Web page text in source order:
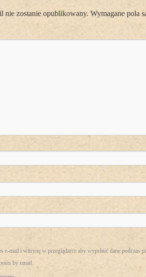
nie zostanie opublikowany. Wymagane pola
e-mail i witrynę w przeglądarce aby wypełnić dane podczas
by email.